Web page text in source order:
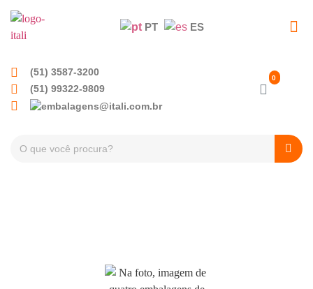
PT ES
(51) 3587-3200
(51) 99322-9809